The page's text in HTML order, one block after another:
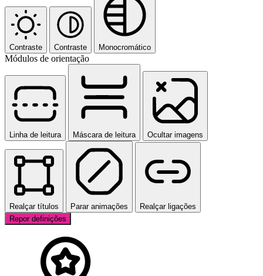
Contraste Contraste Monocromático
Módulos de orientação
Linha de leitura Máscara de leitura Ocultar imagens
Realçar títulos Parar animações
Realçar ligações
Repor definições